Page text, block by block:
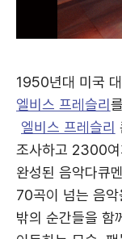
1950년대 미국
엘비스 프레슬리
엘비스 프레슬리
조사하고 2300여
완성된 음악다큐
70곡이 넘는 음
밖의 순간들을 함